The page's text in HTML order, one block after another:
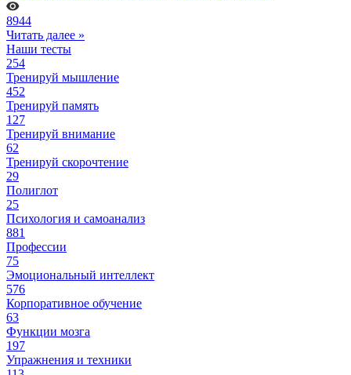
8944
Читать далее »
Наши тесты
254
Тренируй мышление
452
Тренируй память
127
Тренируй внимание
62
Тренируй скорочтение
29
Полиглот
25
Психология и самоанализ
881
Профессии
75
Эмоциональный интеллект
576
Корпоративное обучение
63
Функции мозга
197
Упражнения и техники